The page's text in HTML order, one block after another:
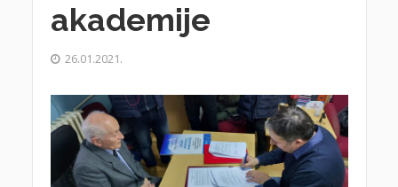
akademije
26.01.2021.